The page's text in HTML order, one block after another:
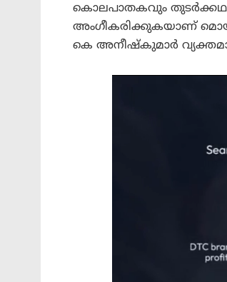
കൊലപാതകവും
അംഗീകരിക്കുകയാണ്
കെ അനീഷ്കുമാർ